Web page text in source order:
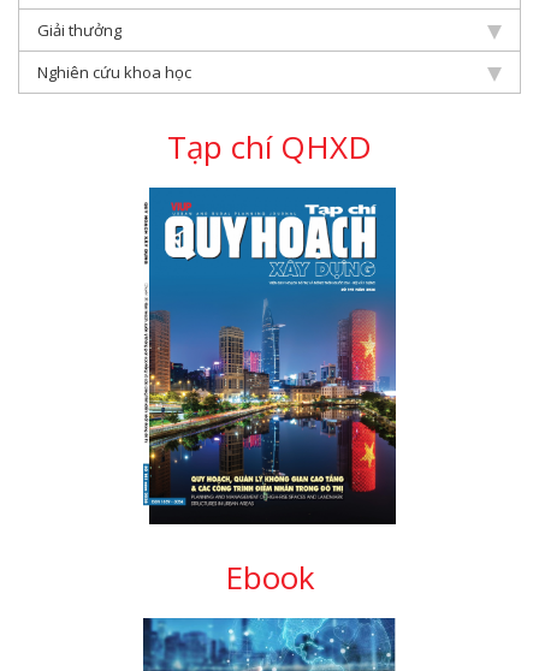
Giải thưởng
Nghiên cứu khoa học
Tạp chí QHXD
Ebook